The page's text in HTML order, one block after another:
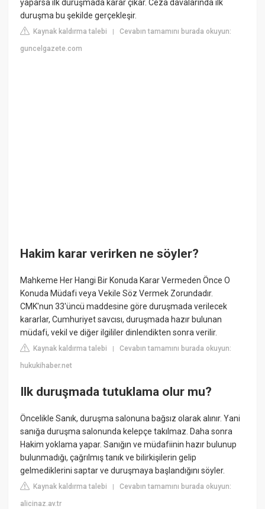
yaparsa ilk duruşmada karar çıkar. Ceza davalarında ilk
duruşma bu şekilde gerçekleşir.
Kaynak kaldırma talebi |Cevabın tamamını burada okuyun:
guncelgazete.com
Hakim karar verirken ne söyler?
Mahkeme Her Hangi Bir Konuda Karar Vermeden Önce O
Konuda Müdafi veya Vekile Söz Vermek Zorundadır.
CMK'nun 33'üncü maddesine göre duruşmada verilecek
kararlar, Cumhuriyet savcısı, duruşmada hazır bulunan
müdafi, vekil ve diğer ilgililer dinlendikten sonra verilir.
Kaynak kaldırma talebi |Cevabın tamamını burada okuyun:
hukukihaber.net
Ilk duruşmada tutuklama olur mu?
Öncelikle Sanık, duruşma salonuna bağsız olarak alınır. Yani
sanığa duruşma salonunda kelepçe takılmaz. Daha sonra
Hakim yoklama yapar. Sanığın ve müdafiinin hazır bulunup
bulunmadığı, çağrılmış tanık ve bilirkişilerin gelip
gelmediklerini saptar ve duruşmaya başlandığını söyler.
Kaynak kaldırma talebi |Cevabın tamamını burada okuyun:
alicinaz.av.tr